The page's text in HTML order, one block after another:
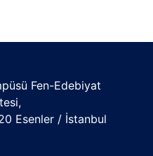
Fen-Edebiyat
Esenler / İstanbul